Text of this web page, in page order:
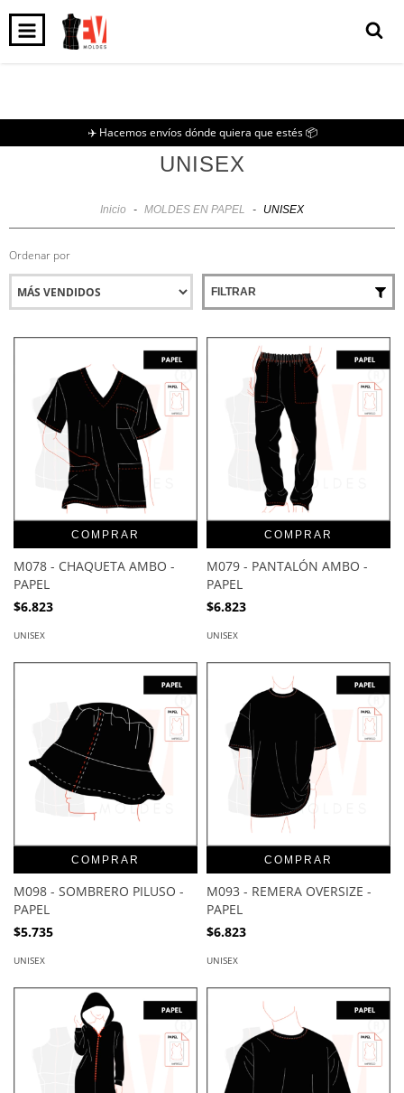
INICIO 0
✈️ Hacemos envíos dónde quiera que estés 📦
UNISEX
Inicio - MOLDES EN PAPEL - UNISEX
Ordenar por
FILTRAR
COMPRAR
M078 - CHAQUETA AMBO -
PAPEL
$6.823
UNISEX
COMPRAR
M079 - PANTALÓN AMBO -
PAPEL
$6.823
UNISEX
COMPRAR
M098 - SOMBRERO PILUSO -
PAPEL
$5.735
UNISEX
COMPRAR
M093 - REMERA OVERSIZE -
PAPEL
$6.823
UNISEX